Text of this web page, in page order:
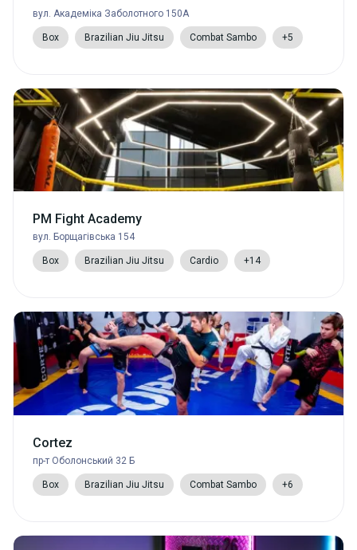
вул. Академіка Заболотного 150А
Box Brazilian Jiu Jitsu Combat Sambo +5
PM Fight Academy
вул. Борщагівська 154
Box Brazilian Jiu Jitsu Cardio +14
Cortez
пр-т Оболонський 32 Б
Box Brazilian Jiu Jitsu Combat Sambo +6